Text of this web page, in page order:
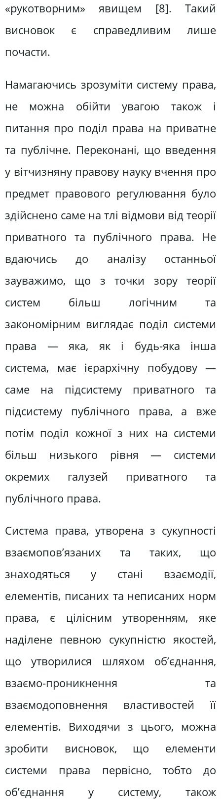
«рукотворним» явищем [8]. Такий
висновок є справедливим лише
почасти.
Намагаючись зрозуміти систему права,
не можна обійти увагою також і
питання про поділ права на приватне
та публічне. Переконані, що введення
у вітчизняну правову науку вчення про
предмет правового регулювання було
здійснено саме на тлі відмови від теорії
приватного та публічного права. Не
вдаючись до аналізу останньої
зауважимо, що з точки зору теорії
систем більш логічним та
закономірним виглядає поділ системи
права — яка, як і будь-яка інша
система, має ієрархічну побудову —
саме на підсистему приватного та
підсистему публічного права, а вже
потім поділ кожної з них на системи
більш низького рівня — системи
окремих галузей приватного та
публічного права.
Система права, утворена з сукупності
взаємопов’язаних та таких, що
знаходяться у стані взаємодії,
елементів, писаних та неписаних норм
права, є цілісним утворенням, яке
наділене певною сукупністю якостей,
що утворилися шляхом об’єднання,
взаємо-проникнення та
взаємодоповнення властивостей її
елементів. Виходячи з цього, можна
зробити висновок, що елементи
системи права первісно, тобто до
об’єднання у систему, також